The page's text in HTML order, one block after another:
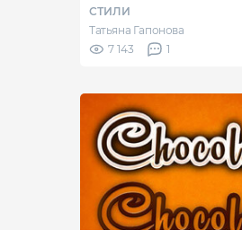
СТИЛИ
Татьяна Гапонова
7 143
1